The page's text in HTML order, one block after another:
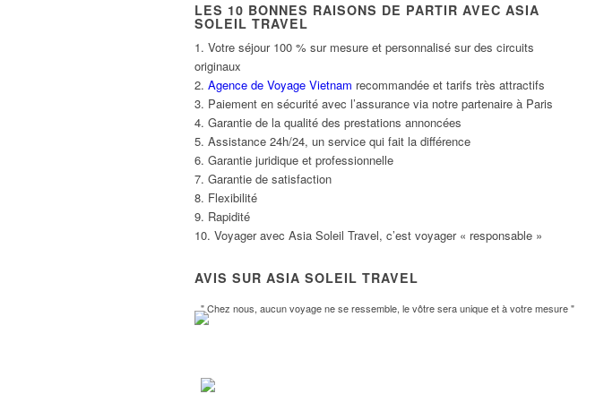
" Chez nous, aucun voyage ne se ressemble, le vôtre sera unique et à votre mesure "
LES 10 BONNES RAISONS DE PARTIR AVEC ASIA
SOLEIL TRAVEL
1. Votre séjour 100 % sur mesure et personnalisé sur des circuits
originaux
2. Agence de Voyage Vietnam recommandée et tarifs très attractifs
3. Paiement en sécurité avec l’assurance via notre partenaire à Paris
4. Garantie de la qualité des prestations annoncées
5. Assistance 24h/24, un service qui fait la différence
6. Garantie juridique et professionnelle
7. Garantie de satisfaction
8. Flexibilité
9. Rapidité
10. Voyager avec Asia Soleil Travel, c’est voyager « responsable »
AVIS SUR ASIA SOLEIL TRAVEL